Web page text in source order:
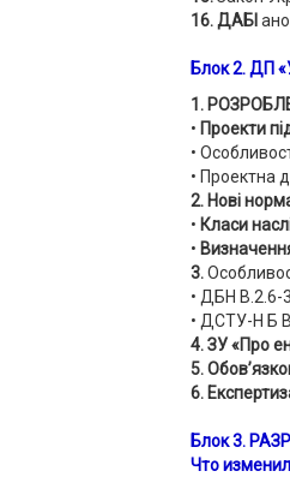
16. ДАБІ
Блок 2. ДП
1.
• Проекти
•
• Проектна
2. Нові
• Класи
•
3.
• ДБН В.2.6-
• ДСТУ-Н Б
4. ЗУ «Про
5.
6.
Блок 3.
Что